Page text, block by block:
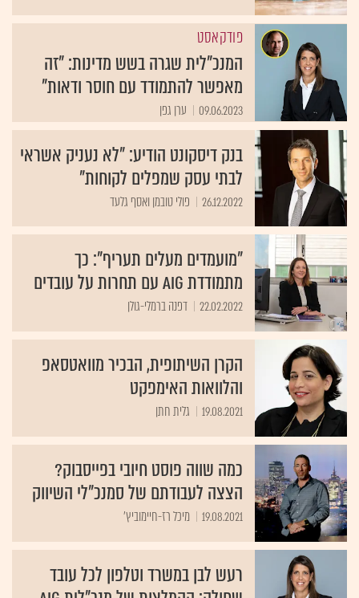
פודקאסט
המנכ"לית שגרה בשש מדינות: "זה
מאפשר להתמודד עם חוסר ודאות"
09.06.2023 ערן גפן
בנק דיסקונט הודיע: "לא נעניק אשראי
לבתי עסק שמפלים לקוחות"
26.12.2022 פולי טובמן ואסף גלעד
"מועמדים מעלים תעריף": כך
מתמודדת AIG עם תחרות על עובדים
22.02.2022 דפנה ברמלי-גולן
הקרן השיתופית, הבכיר מוואטסאפ
והלוואות האימפקט
19.08.2021 גלית חתן
כמה שווה פוסט חיובי בפייסבוק?
הצצה לעבודתם של סמנכ"לי השיווק
19.08.2021 מיכל רז-חיימוביץ'
רעש לבן במשרד וטלפון לכל עובד